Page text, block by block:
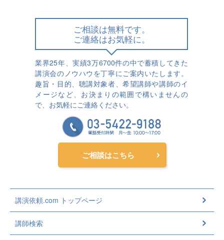
ご相談は無料です。
ご連絡はお気軽に。
業界25年、実績3万6700件の中で蓄積してきた
講演会のノウハウを丁寧にご案内いたします。
趣旨・目的、聴講対象者、希望講師や講師のイ
メージなど、お決まりの範囲で構いませんの
で、お気軽にご連絡ください。
ご相談はこちら
講演依頼.com トップページ
講師検索